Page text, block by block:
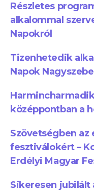
Részletes
alkalommal
Napokról
Tizenhetedik
Napok
középpontban a
Szövetségben az
fesztiválokért –
Erdélyi Magyar
Sikeresen jubilált